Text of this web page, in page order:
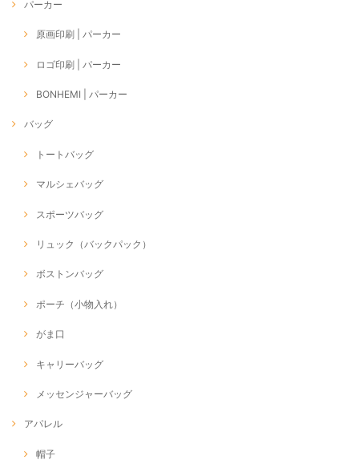
パーカー
原画印刷 | パーカー
ロゴ印刷 | パーカー
BONHEMI | パーカー
バッグ
トートバッグ
マルシェバッグ
スポーツバッグ
リュック（バックパック）
ボストンバッグ
ポーチ（小物入れ）
がま口
キャリーバッグ
メッセンジャーバッグ
アパレル
帽子